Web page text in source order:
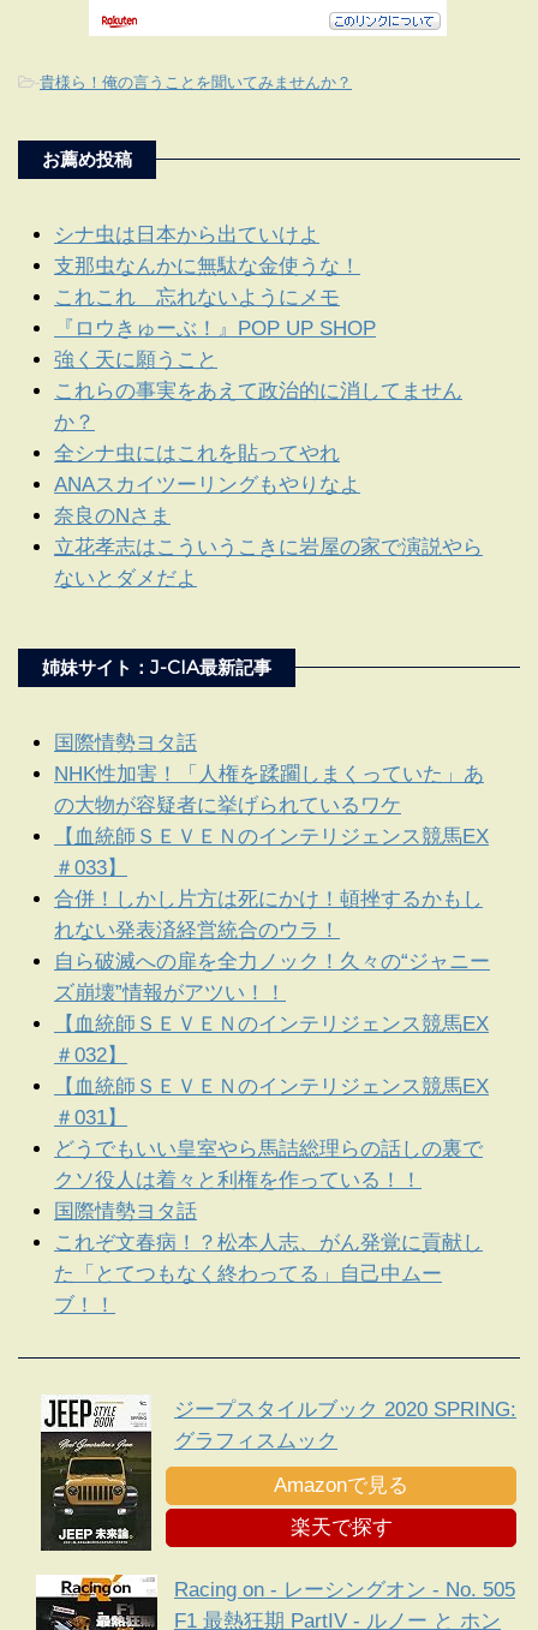
-貴様ら！俺の言うことを聞いてみませんか？
お薦め投稿
シナ虫は日本から出ていけよ
支那虫なんかに無駄な金使うな！
これこれ 忘れないようにメモ
『ロウきゅーぶ！』POP UP SHOP
強く天に願うこと
これらの事実をあえて政治的に消してません
か？
全シナ虫にはこれを貼ってやれ
ANAスカイツーリングもやりなよ
奈良のNさま
立花孝志はこういうこきに岩屋の家で演説やら
ないとダメだよ
姉妹サイト：J-CIA最新記事
国際情勢ヨタ話
NHK性加害！「人権を蹂躙しまくっていた」あ
の大物が容疑者に挙げられているワケ
【血統師ＳＥＶＥＮのインテリジェンス競馬EX
＃033】
合併！しかし片方は死にかけ！頓挫するかもし
れない発表済経営統合のウラ！
自ら破滅への扉を全力ノック！久々の“ジャニー
ズ崩壊”情報がアツい！！
【血統師ＳＥＶＥＮのインテリジェンス競馬EX
＃032】
【血統師ＳＥＶＥＮのインテリジェンス競馬EX
＃031】
どうでもいい皇室やら馬詰総理らの話しの裏で
クソ役人は着々と利権を作っている！！
国際情勢ヨタ話
これぞ文春病！？松本人志、がん発覚に貢献し
た「とてつもなく終わってる」自己中ムー
ブ！！
ジープスタイルブック 2020 SPRING:
グラフィスムック
Amazonで見る
楽天で探す
Racing on - レーシングオン - No. 505
F1 最熱狂期 PartIV - ルノー と ホン